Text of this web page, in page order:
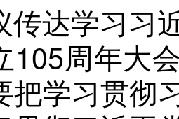
传达学习习
105周年大
把学习贯彻